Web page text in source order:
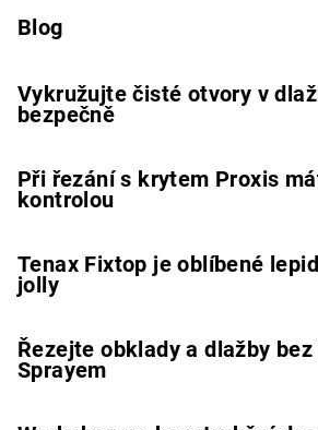
Blog
Vykružujte čisté otvory v
bezpečně
Při řezání s krytem Proxis
kontrolou
Tenax Fixtop je oblíbené
jolly
Řezejte obklady a dlažby
Sprayem